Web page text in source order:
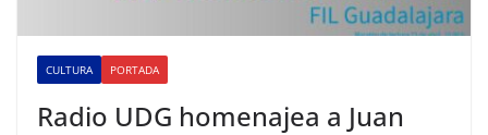
CULTURA PORTADA
Radio UDG homenajea a Juan